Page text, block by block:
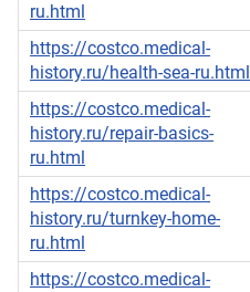
ru.html
https://costco.medical-
history.ru/health-sea-ru.html
https://costco.medical-
history.ru/repair-basics-
ru.html
https://costco.medical-
history.ru/turnkey-home-
ru.html
https://costco.medical-